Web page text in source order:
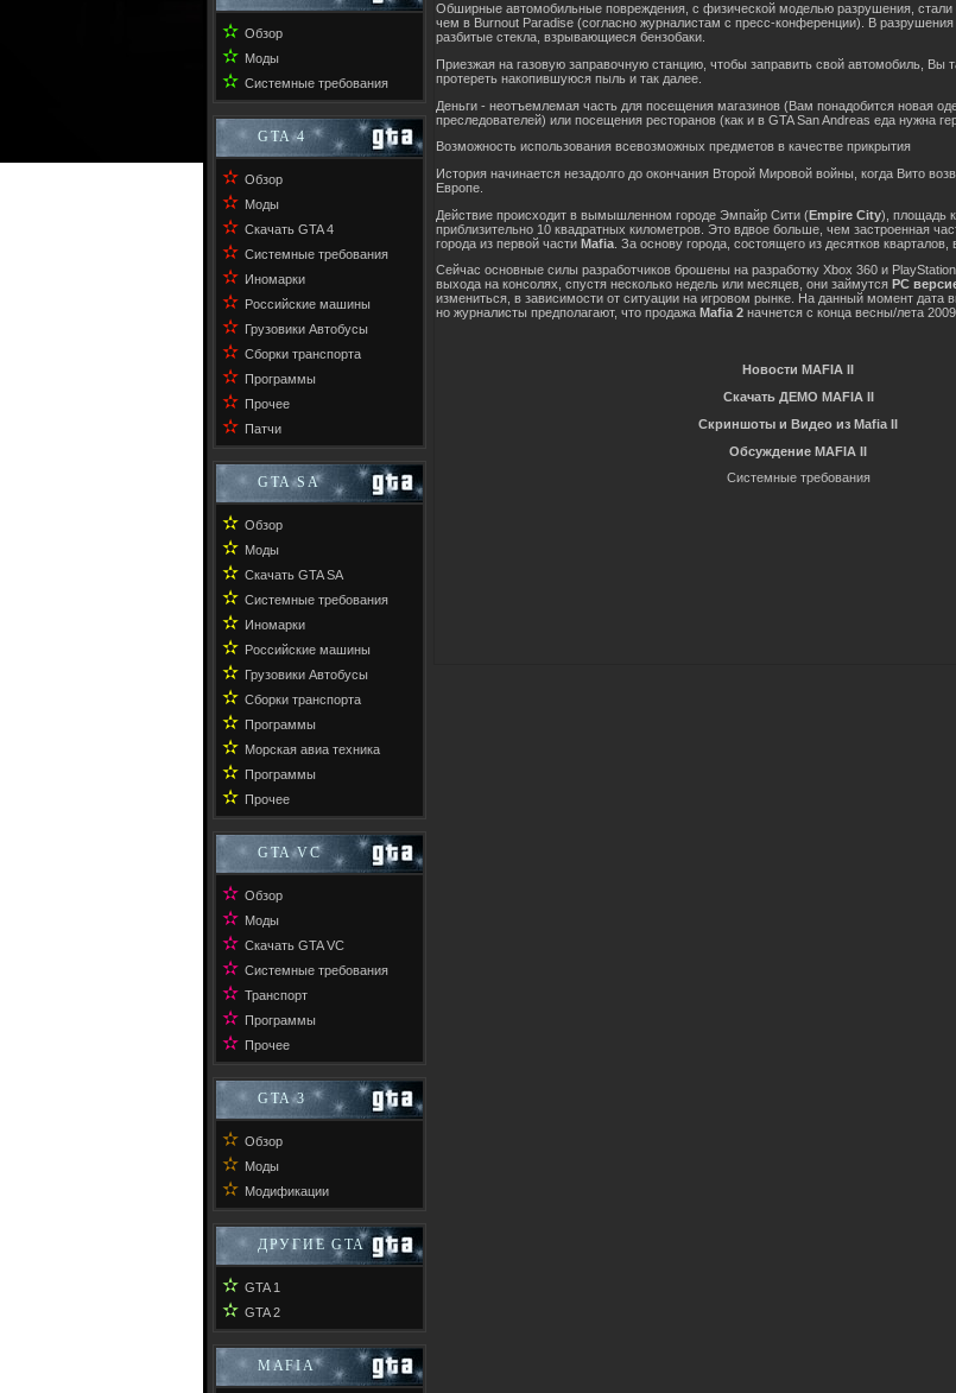
✫ Обзор
✫ Моды
✫ Системные требования
GTA 4
✫ Обзор
✫ Моды
✫ Скачать GTA 4
✫ Системные требования
✫ Иномарки
✫ Российские машины
✫ Грузовики Автобусы
✫ Сборки транспорта
✫ Программы
✫ Прочее
✫ Патчи
GTA SA
✫ Обзор
✫ Моды
✫ Скачать GTA SA
✫ Системные требования
✫ Иномарки
✫ Российские машины
✫ Грузовики Автобусы
✫ Сборки транспорта
✫ Программы
✫ Морская авиа техника
✫ Программы
✫ Прочее
GTA VC
✫ Обзор
✫ Моды
✫ Скачать GTA VC
✫ Системные требования
✫ Транспорт
✫ Программы
✫ Прочее
GTA 3
✫ Обзор
✫ Моды
✫ Модификации
ДРУГИЕ GTA
✫ GTA 1
✫ GTA 2
MAFIA
Обширные автомобильные повреждения, с физической моделью разрушения, стали
чем в Burnout Paradise (согласно журналистам с пресс-конференции). В разрушения
разбитые стекла, взрывающиеся бензобаки.
Приезжая на газовую заправочную станцию, чтобы заправить свой автомобиль, Вы
протереть накопившуюся пыль и так далее.
Деньги - неотъемлемая часть для посещения магазинов (Вам понадобится новая
преследователей) или посещения ресторанов (как и в GTA San Andreas еда нужна
Возможность использования всевозможных предметов в качестве прикрытия
История начинается незадолго до окончания Второй Мировой войны, когда Вито
Европе.
Действие происходит в вымышленном городе Эмпайр Сити (Empire City), площадь
приблизительно 10 квадратных километров. Это вдвое больше, чем застроенная
города из первой части Mafia . За основу города, состоящего из десятков
Сейчас основные силы разработчиков брошены на разработку Xbox 360 и
выхода на консолях, спустя несколько недель или месяцев, они займутся PC
измениться, в зависимости от ситуации на игровом рынке. На данный момент дата
но журналисты предполагают, что продажа Mafia 2 начнется с конца весны/лета 2009.
Новости MAFIA II
Скачать ДЕМО MAFIA II
Скриншоты и Видео из Mafia II
Обсуждение MAFIA II
Системные требования